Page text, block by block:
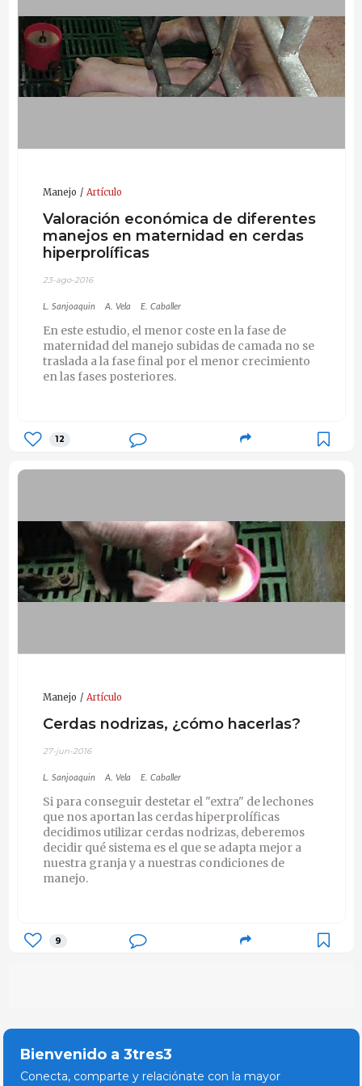
Manejo Artículo
Valoración económica de diferentes
manejos en maternidad en cerdas
hiperprolíficas
23-ago-2016
L. Sanjoaquin A. Vela E. Caballer
En este estudio, el menor coste en la fase de
maternidad del manejo subidas de camada no se
traslada a la fase final por el menor crecimiento
en las fases posteriores.
12
Manejo Artículo
Cerdas nodrizas, ¿cómo hacerlas?
27-jun-2016
L. Sanjoaquin A. Vela E. Caballer
Si para conseguir destetar el "extra" de lechones
que nos aportan las cerdas hiperprolíficas
decidimos utilizar cerdas nodrizas, deberemos
decidir qué sistema es el que se adapta mejor a
nuestra granja y a nuestras condiciones de
manejo.
9
Bienvenido a 3tres3
Conecta, comparte y relaciónate con la mayor